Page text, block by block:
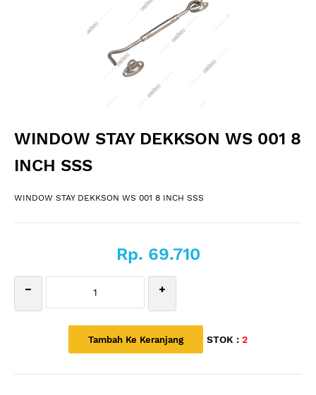
WINDOW STAY DEKKSON WS 001 8
INCH SSS
WINDOW STAY DEKKSON WS 001 8 INCH SSS
Rp. 69.710
STOK : 2